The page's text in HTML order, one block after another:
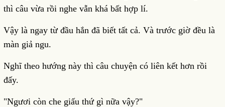
thì câu vừa rồi nghe vẫn khá bất hợp lí.
Vậy là ngay từ đầu hắn đã biết tất cả. Và trước giờ đều là
màn giả ngu.
Nghĩ theo hướng này thì câu chuyện có liên kết hơn rồi
đấy.
"Ngươi còn che giấu thứ gì nữa vậy?"